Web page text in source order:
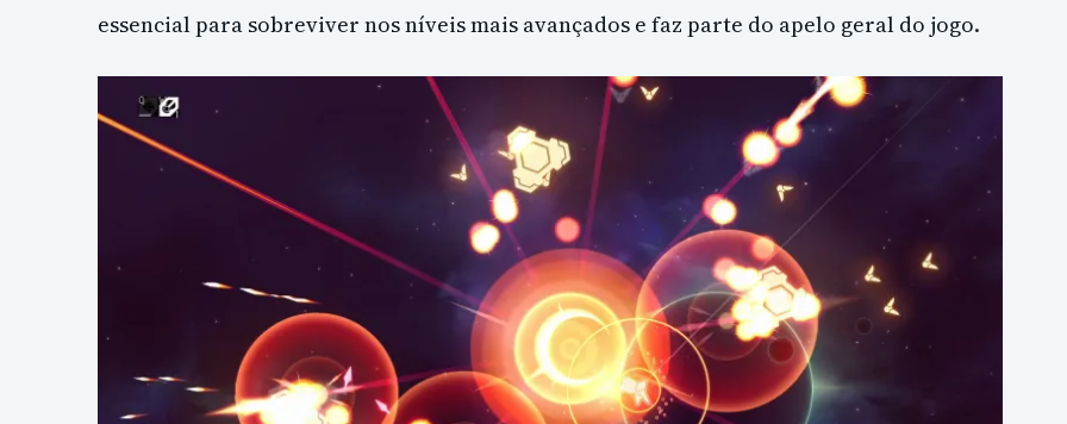
essencial para sobreviver nos níveis mais avançados e faz parte do apelo geral do jogo.